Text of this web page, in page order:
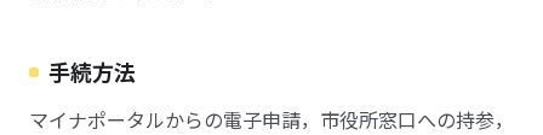
手続方法
マイナポータルからの電子申請，市役所窓口への持参，